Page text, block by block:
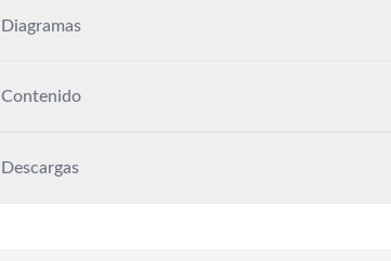
Diagramas
Contenido
Descargas